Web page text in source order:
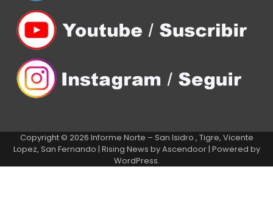
Copyright © 2026 Informe Norte – San Isidro , Tigre, Vicente
Lopez, San Fernando | Rising News byAscendoor| Powered by
WordPress.